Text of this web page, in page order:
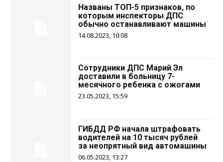
Названы ТОП-5 признаков, по
которым инспекторы ДПС
обычно останавливают машины
14.08.2023, 10:08
Сотрудники ДПС Марий Эл
доставили в больницу 7-
месячного ребенка с ожогами
23.05.2023, 15:59
ГИБДД РФ начала штрафовать
водителей на 10 тысяч рублей
за неопрятный вид автомашины
06.05.2023, 13:27